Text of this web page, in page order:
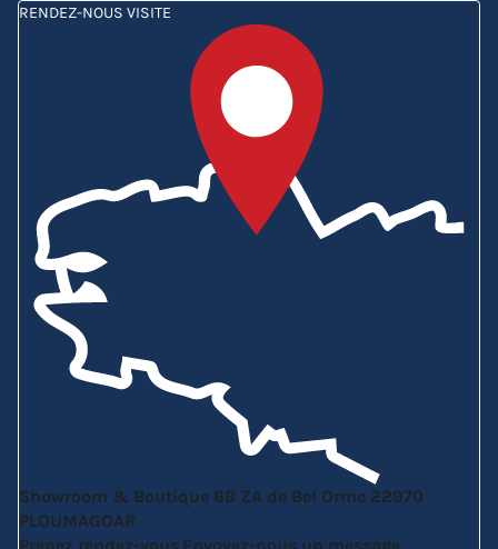
RENDEZ-NOUS VISITE
Showroom & Boutique 6B ZA de Bel Orme 22970
PLOUMAGOAR